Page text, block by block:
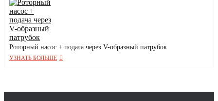
Роторный насос + подача через V-образный патрубок
УЗНАТЬ БОЛЬШЕ